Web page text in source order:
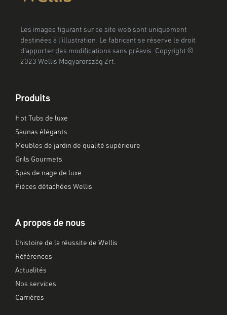
Les images figurant sur ce site web sont uniquement
destinées à l'illustration. Le fabricant se réserve le droit
d'apporter des modifications sans préavis. Copyright ©
2023 Wellis Magyarország Zrt.
Produits
Hot Tubs de luxe
Saunas élégants
Meubles de jardin de qualité supérieure
Grils Gourmets
Spas de nage de luxe
Pièces détachées Wellis
A propos de nous
L’histoire de la réussite de Wellis
Références
Actualités
Nos services
Carrières